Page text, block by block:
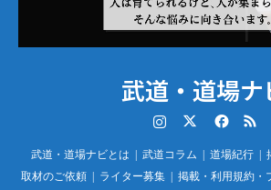
武道・道場ナ
RSS
武道・道場ナビとは 武道コラム 道場紀行
取材のご依頼
ライター募集
掲載・利用規約・